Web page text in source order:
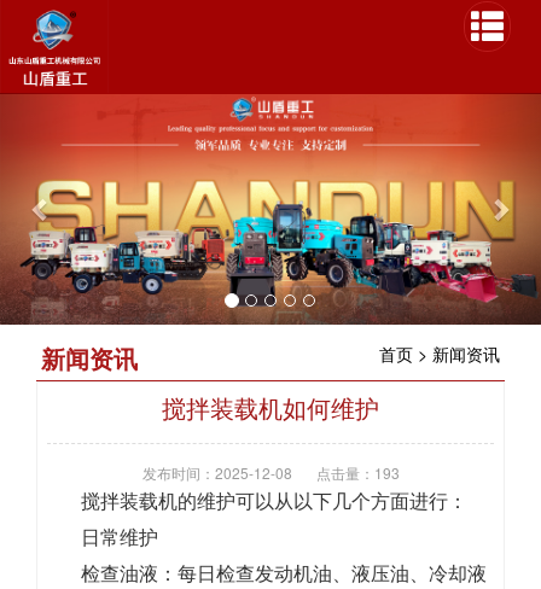
e
v
i
o
u
s
x
t
新闻资讯 首页 > 新闻资讯
搅拌装载机如何维护
发布时间：2025-12-08 点击量：193
搅拌装载机的维护可以从以下几个方面进行：
日常维护
检查油液：每日检查发动机油、液压油、冷却液